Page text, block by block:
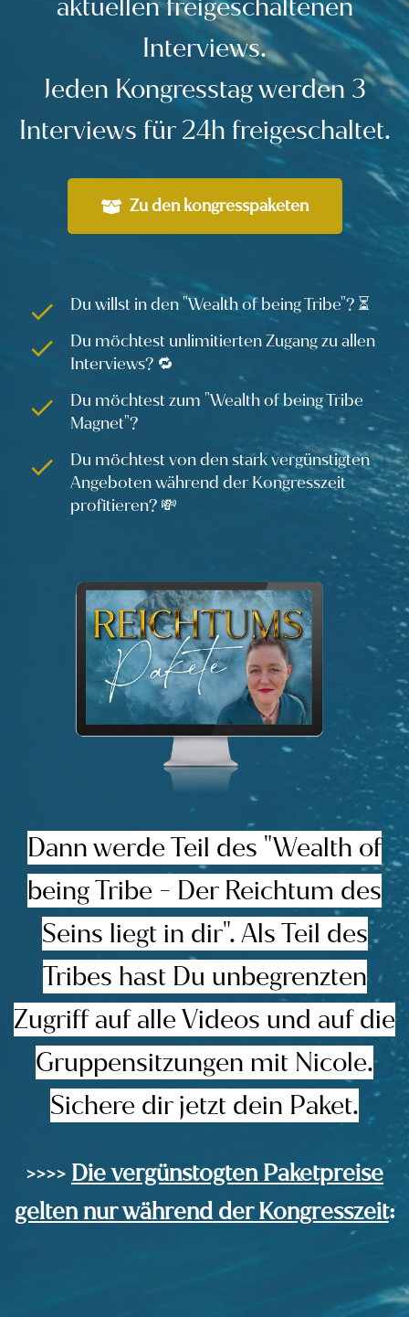
aktuellen freigeschaltenen
Interviews.
Jeden Kongresstag werden 3
Interviews für 24h freigeschaltet.
Zu den kongresspaketen
Du willst in den "Wealth of being Tribe"? ⏳
Du möchtest unlimitierten Zugang zu allen
Interviews? 🔁
Du möchtest zum "Wealth of being Tribe
Magnet"?
Du möchtest von den stark vergünstigten
Angeboten während der Kongresszeit
profitieren? 💸
Dann werde Teil des "Wealth of
being Tribe - Der Reichtum des
Seins liegt in dir". Als Teil des
Tribes hast Du unbegrenzten
Zugriff auf alle Videos und auf die
Gruppensitzungen mit Nicole.
Sichere dir jetzt dein Paket.
>>>> Die vergünstogten Paketpreise
gelten nur während der Kongresszeit: